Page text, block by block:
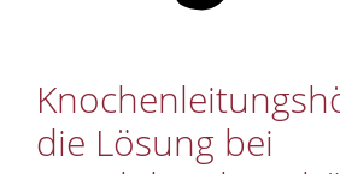
die Lösung bei